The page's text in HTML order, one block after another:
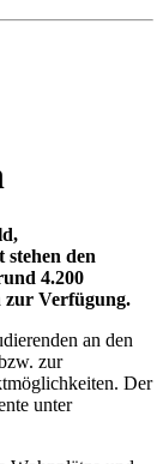
den
4.200
zur Verfügung.
an den
zur
Der
unter